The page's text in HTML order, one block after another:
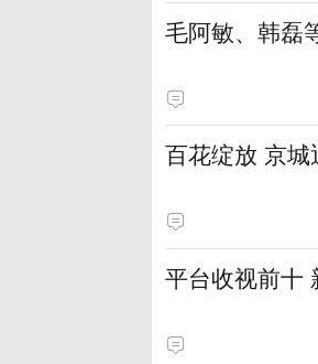
毛阿敏、韩磊
百花绽放 京
平台收视前十